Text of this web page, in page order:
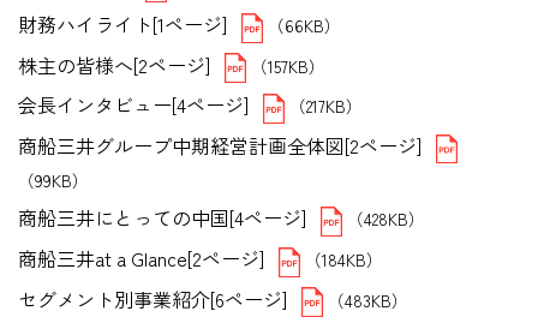
財務ハイライト[1ページ] （66KB）
株主の皆様へ[2ページ] （157KB）
会長インタビュー[4ページ] （217KB）
商船三井グループ中期経営計画全体図[2ページ]
（99KB）
商船三井にとっての中国[4ページ] （428KB）
商船三井at a Glance[2ページ] （184KB）
セグメント別事業紹介[6ページ] （483KB）